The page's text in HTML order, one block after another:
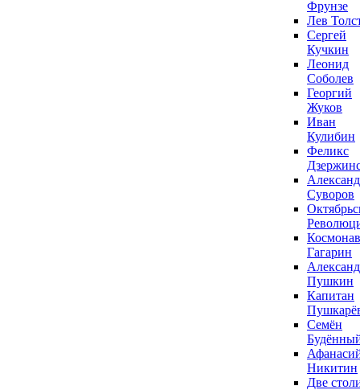
Фрунзе
Лев
Сергей
Кучкин
Леонид
Соболев
Георгий
Жуков
Иван
Кулибин
Феликс
Суворов
Гагарин
Пушкин
Капитан
Семён
Никитин
Две